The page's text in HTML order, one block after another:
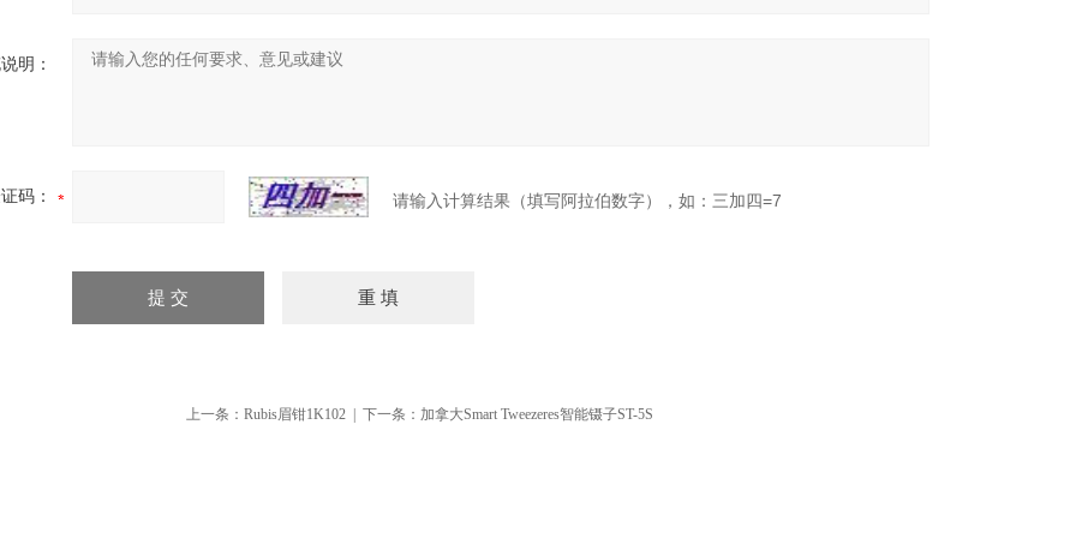
明：
码： 请输入计算结果（填写阿拉伯数字），如：三加四=7
上一条： Rubis眉钳1K102| 下一条： 加拿大Smart Tweezeres智能镊子ST-5S